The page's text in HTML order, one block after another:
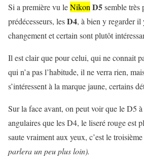
Si a première vu leNikon D5semble très
prédécesseurs, lesD4, à bien y regarder il
changement et certain sont plutôt
Il est clair que pour celui, qui ne connait
qui n’a pas l’habitude, il ne verra rien,
s’intéressent à la marque jaune, certains
Sur la face avant, on peut voir que le D5
angulaires que les D4, le liseré rouge est
saute vraiment aux yeux, c’est le
parlera un peu plus loin).